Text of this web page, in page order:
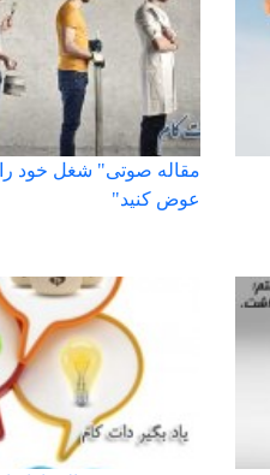
مقاله صوتی" شغل خود
عوض كنيد"